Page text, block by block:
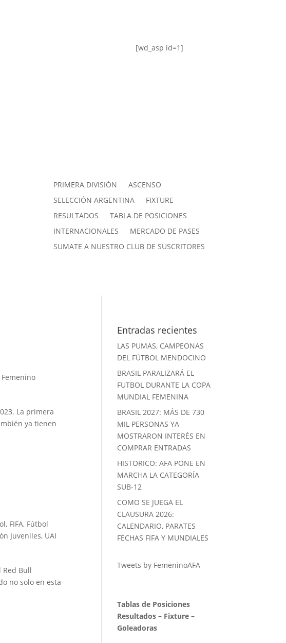
[wd_asp id=1]
PRIMERA DIVISIÓN
ASCENSO
SELECCIÓN ARGENTINA
FIXTURE
RESULTADOS
TABLA DE POSICIONES
INTERNACIONALES
MERCADO DE PASES
SUMATE A NUESTRO CLUB DE SUSCRITORES
La primera
ya tienen
, FIFA, Fútbol
Juveniles, UAI
Bull
no solo en esta
Entradas recientes
LAS PUMAS, CAMPEONAS
DEL FÚTBOL MENDOCINO
BRASIL PARALIZARÁ EL
FUTBOL DURANTE LA COPA
MUNDIAL FEMENINA
BRASIL 2027: MÁS DE 730
MIL PERSONAS YA
MOSTRARON INTERÉS EN
COMPRAR ENTRADAS
HISTORICO: AFA PONE EN
MARCHA LA CATEGORÍA
SUB-12
COMO SE JUEGA EL
CLAUSURA 2026:
CALENDARIO, PARATES
FECHAS FIFA Y MUNDIALES
Tweets by FemeninoAFA
Tablas de Posiciones
Resultados – Fixture –
Goleadoras